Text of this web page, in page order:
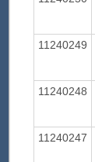
11240249
11240248
11240247